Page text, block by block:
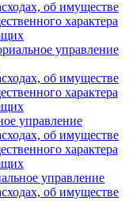
об имуществе
характера
управление
об имуществе
характера
управление
об имуществе
характера
управление
об имуществе